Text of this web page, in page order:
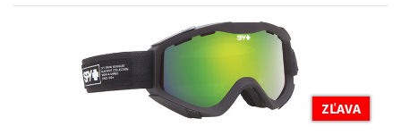
ZĽAVA